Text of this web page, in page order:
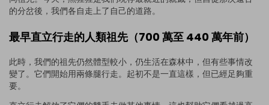
的分岔後，我們各自走上了自己的道路。
最早直立行走的人類祖先（700 萬至 440 萬年前）
此時，我們的祖先仍然體型較小，仍生活在森林中，但有些事情改
變了。它們開始用兩條腿行走。起初不是一直這樣，但已經足夠重
要。